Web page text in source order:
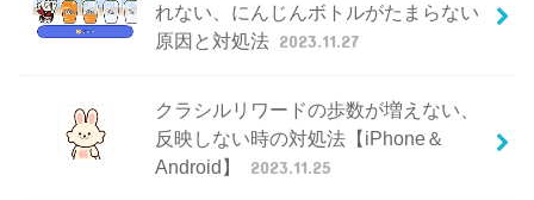
れない、にんじんボトルがたまらない
原因と対処法 2023.11.27
クラシルリワードの歩数が増えない、
反映しない時の対処法【iPhone＆
Android】
2023.11.25